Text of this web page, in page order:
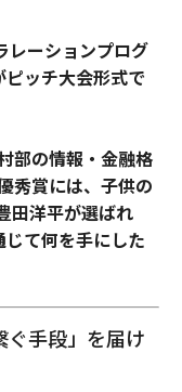
レーションプログ
ッチ大会形式で
部の情報・金融格
秀賞には、子供の
田洋平が選ばれ
て何を手にした
ぐ手段」を届け